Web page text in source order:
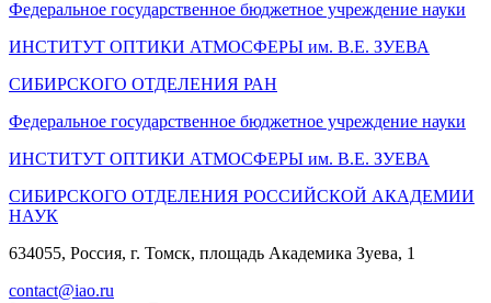
Федеральное государственное бюджетное учреждение науки
ИНСТИТУТ ОПТИКИ АТМОСФЕРЫ им. В.Е. ЗУЕВА
СИБИРСКОГО ОТДЕЛЕНИЯ РАН
Федеральное государственное бюджетное учреждение науки
ИНСТИТУТ ОПТИКИ АТМОСФЕРЫ им. В.Е. ЗУЕВА
СИБИРСКОГО ОТДЕЛЕНИЯ РОССИЙСКОЙ АКАДЕМИИ
НАУК
634055, Россия, г. Томск, площадь Академика Зуева, 1
contact@iao.ru